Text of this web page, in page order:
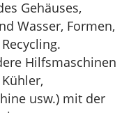
Gehäuses,
Wasser, Formen,
Hilfsmaschinen
usw.) mit der